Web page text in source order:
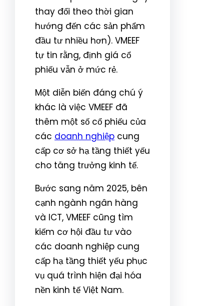
thay đổi theo thời gian
hướng đến các sản phẩm
đầu tư nhiều hơn). VMEEF
tự tin rằng, định giá cổ
phiếu vẫn ở mức rẻ.
Một diễn biến đáng chú ý
khác là việc VMEEF đã
thêm một số cổ phiếu của
các doanh nghiệp cung
cấp cơ sở hạ tầng thiết yếu
cho tăng trưởng kinh tế.
Bước sang năm 2025, bên
cạnh ngành ngân hàng
và ICT, VMEEF cũng tìm
kiếm cơ hội đầu tư vào
các doanh nghiệp cung
cấp hạ tầng thiết yếu phục
vụ quá trình hiện đại hóa
nền kinh tế Việt Nam.